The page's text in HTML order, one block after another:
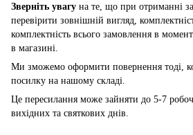
Зверніть увагу на те, що при отриманні
перевірити зовнішній вигляд,
комплектність всього замовлення в
в магазині.
Ми зможемо оформити повернення тоді,
посилку на нашому складі.
Це пересилання може зайняти до 5-7
вихідних та святкових днів.